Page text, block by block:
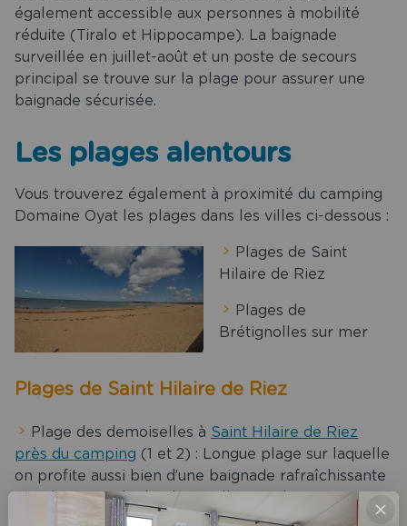
également accessible aux personnes à mobilité
réduite (Tiralo et Hippocampe). La baignade
surveillée en juillet-août et un poste de secours
principal se trouve sur la plage pour assurer une
baignade sécurisée.
Les plages alentours
Vous trouverez également à proximité du camping
Domaine Oyat les plages dans les villes ci-dessous :
Plages de Saint
Hilaire de Riez
Plages de
Brétignolles sur mer
Plages de Saint Hilaire de Riez
Plage des demoiselles à Saint Hilaire de Riez
près du camping (1 et 2) : Longue plage sur laquelle
on profite aussi bien d’une baignade rafraîchissante
que des activités de plage telles que le ramassage
de coquillages et le char à voile.